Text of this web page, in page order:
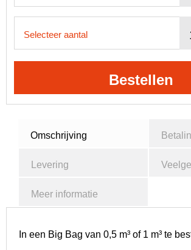
Selecteer aantal
Bestellen
Omschrijving
Levering
Meer informatie
In een Big Bag van 0,5 m³ of 1 m³ te